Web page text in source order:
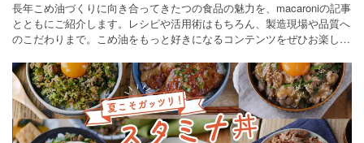
長年こめ油づくりに向き合ってきたつの食品の魅力を、macaroniの記事
とともにご紹介します。レシピや活用術はもちろん、製造現場や品質へ
のこだわりまで。こめ油をもっと好きになるコンテンツをぜひお楽しみ